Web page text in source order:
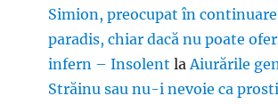
Simion, preocupat în
paradis, chiar dacă nu poate
infern – Insolent laAiurările
Străinu sau nu-i nevoie ca